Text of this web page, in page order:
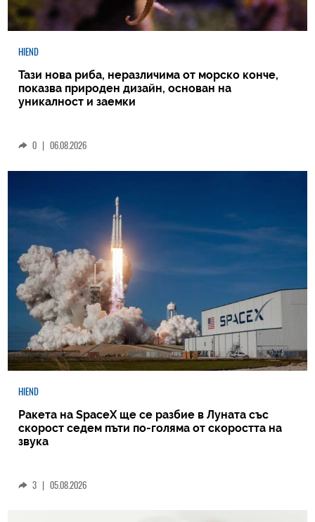
HIEND
Тази нова риба, неразличима от морско конче,
показва природен дизайн, основан на
уникалност и заемки
0 | 06.08.2026
HIEND
Ракета на SpaceX ще се разбие в Луната със
скорост седем пъти по-голяма от скоростта на
звука
3 | 05.08.2026